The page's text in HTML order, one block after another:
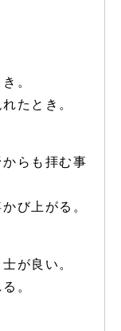
。
たとき。
らも拝む事
び上がる。
が良い。
。